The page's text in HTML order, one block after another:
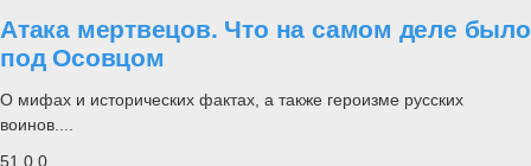
Атака мертвецов. Что на самом деле было
под Осовцом
О мифах и исторических фактах, а также героизме русских
воинов....
51 0 0